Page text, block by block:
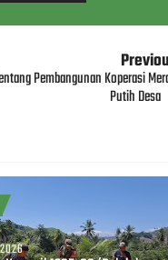
Pembangunan Koperasi
Putih Desa